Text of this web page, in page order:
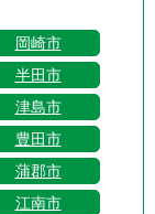
岡崎市
半田市
津島市
豊田市
蒲郡市
江南市